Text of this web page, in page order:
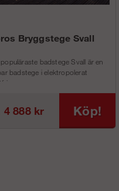
Bryggstege Svall
populäraste badstege Svall är en
badstege i elektropolerat
4 888 kr Köp!